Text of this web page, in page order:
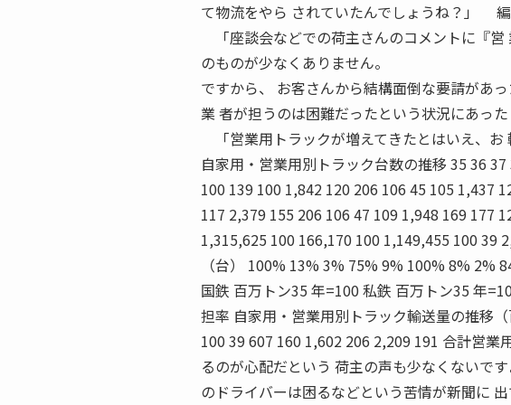
て物流をやら されていたんでしょうね？」 編
「座談会などでの荷主さんのコメントに『
のものが少なくありません。
ですから、 お客さんから結構面倒な要請があ
業 者が担うのは困難だったという状況にあっ
「営業用トラックが増えてきたとはいえ、お
自家用・営業用別トラック台数の推移 35 36
100 139 100 1,842 120 206 106 45 105 1,437
117 2,379 155 206 106 47 109 1,948 169 177
1,315,625 100 166,170 100 1,149,455 100 39
（台） 100% 13% 3% 75% 9% 100% 8% 2%
国鉄 百万トン35 年=100 私鉄 百万トン35 年
担率 自家用・営業用別トラック輸送量の推移
100 39 607 160 1,602 206 2,209 191 合計営
るのが心配だという 荷主の声も少なくない
のドライバーは困るなどという苦情が新聞に